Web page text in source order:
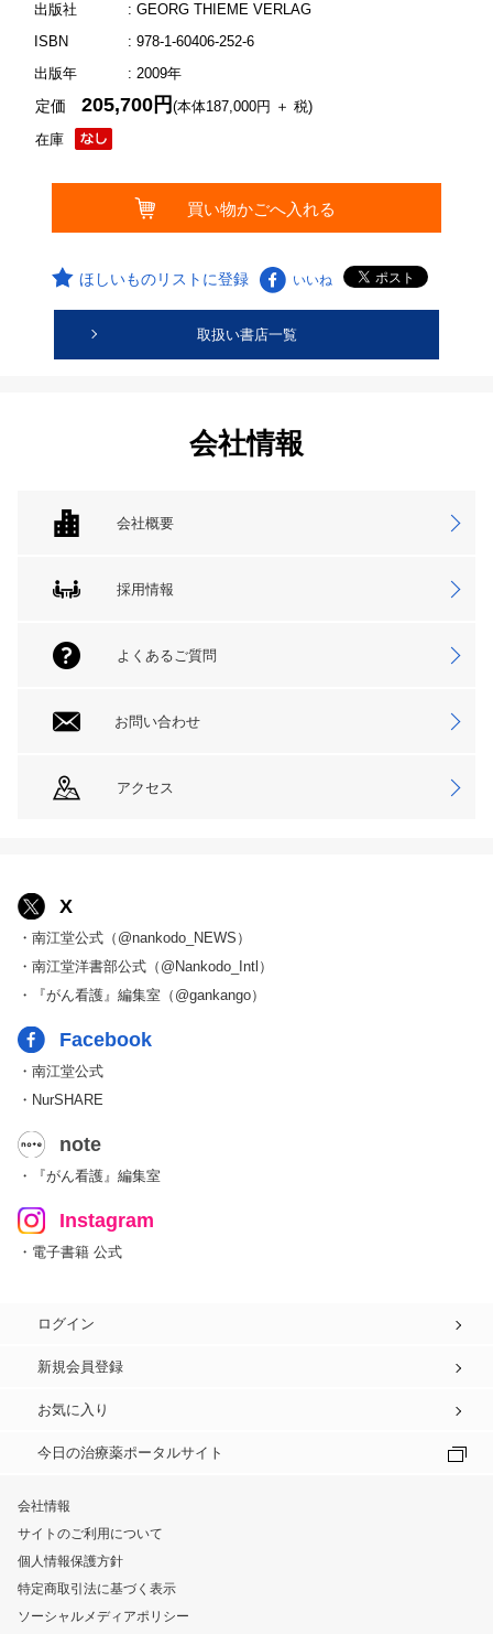
出版社
: GEORG THIEME VERLAG
ISBN
: 978-1-60406-252-6
出版年
: 2009年
在庫
定価205,700円(本体187,000円 ＋ 税)
ほしいものリストに登録 いいね
取扱い書店一覧
会社情報
会社概要
採用情報
よくあるご質問
お問い合わせ
アクセス
X
・南江堂公式（@nankodo_NEWS）
・南江堂洋書部公式（@Nankodo_Intl）
・『がん看護』編集室（@gankango）
Facebook
・南江堂公式
・NurSHARE
note
・『がん看護』編集室
Instagram
・電子書籍 公式
ログイン
新規会員登録
お気に入り
今日の治療薬ポータルサイト
会社情報
サイトのご利用について
個人情報保護方針
特定商取引法に基づく表示
ソーシャルメディアポリシー